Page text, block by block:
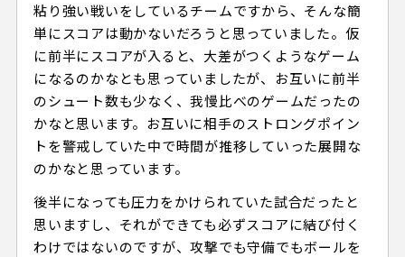
粘り強い戦いをしているチームですから、そんな簡
単にスコアは動かないだろうと思っていました。仮
に前半にスコアが入ると、大差がつくようなゲーム
になるのかなとも思っていましたが、お互いに前半
のシュート数も少なく、我慢比べのゲームだったの
かなと思います。お互いに相手のストロングポイン
トを警戒していた中で時間が推移していった展開な
のかなと思っています。
後半になっても圧力をかけられていた試合だったと
思いますし、それができても必ずスコアに結び付く
わけではないのですが、攻撃でも守備でもボールを